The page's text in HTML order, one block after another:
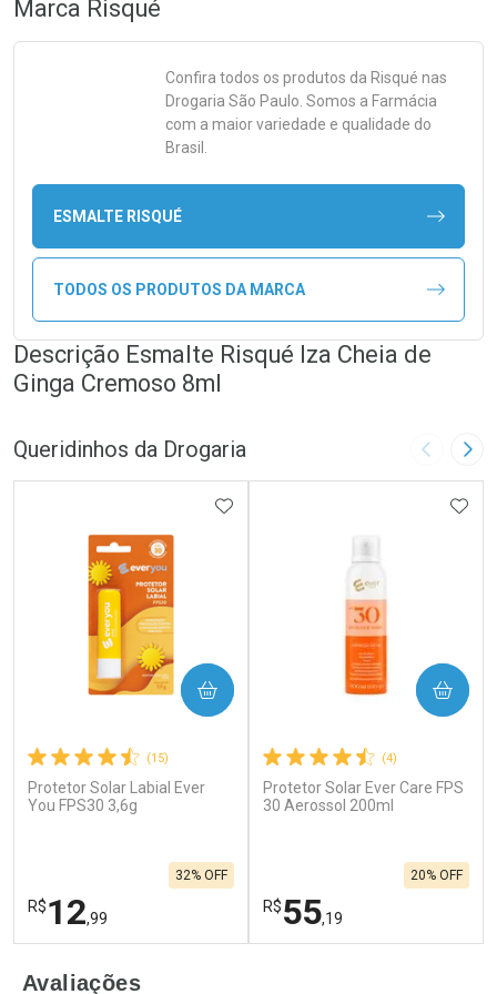
Marca Risqué
Confira todos os produtos da Risqué nas
Drogaria São Paulo. Somos a Farmácia
com a maior variedade e qualidade do
Brasil.
ESMALTE RISQUÉ
TODOS OS PRODUTOS DA MARCA
Descrição Esmalte Risqué Iza Cheia de
Ginga Cremoso 8ml
Queridinhos da Drogaria Imagem
(15)
Protetor Solar Labial Ever
You FPS30 3,6g
R$12,99
32% OFF
ADICIONAR AOS FAVORITOS
COMPRAR
(4)
Protetor Solar Ever Care FPS
30 Aerossol 200ml
R$55,19
20% OFF
COMPRAR
Avaliações